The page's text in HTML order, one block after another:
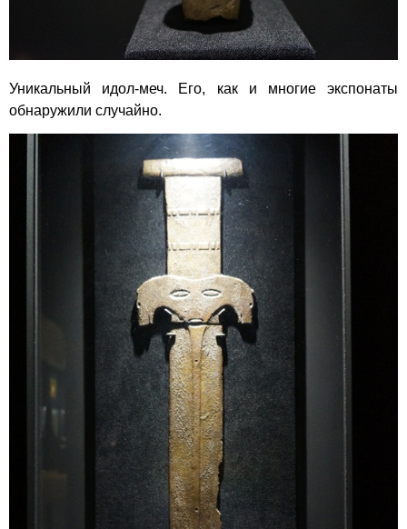
Уникальный идол-меч. Его, как и многие экспонаты
обнаружили случайно.